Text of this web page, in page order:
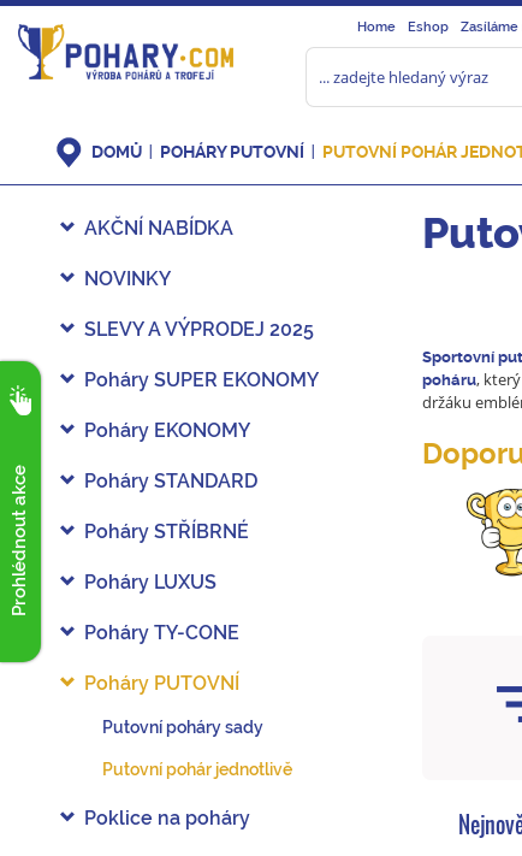
Home Eshop
Prohlédnout akce
DOMŮ POHÁRY PUTOVNÍ PUTOVNÍ POHÁR
AKČNÍ NABÍDKA
NOVINKY
SLEVY A VÝPRODEJ 2025
Poháry SUPER EKONOMY
Poháry EKONOMY
Poháry STANDARD
Poháry STŘÍBRNÉ
Poháry LUXUS
Poháry TY-CONE
Poháry PUTOVNÍ
Putovní poháry sady
Putovní pohár jednotlivě
Poklice na poháry
Sportovní
poháru,
držáku